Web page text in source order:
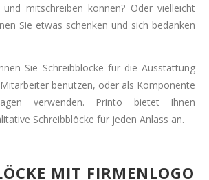
und mitschreiben können? Oder vielleicht
Sie etwas schenken und sich bedanken
Sie Schreibblöcke für die Ausstattung
benutzen, oder als Komponente
verwenden. Printo bietet Ihnen
Schreibblöcke für jeden Anlass an.
MIT FIRMENLOGO